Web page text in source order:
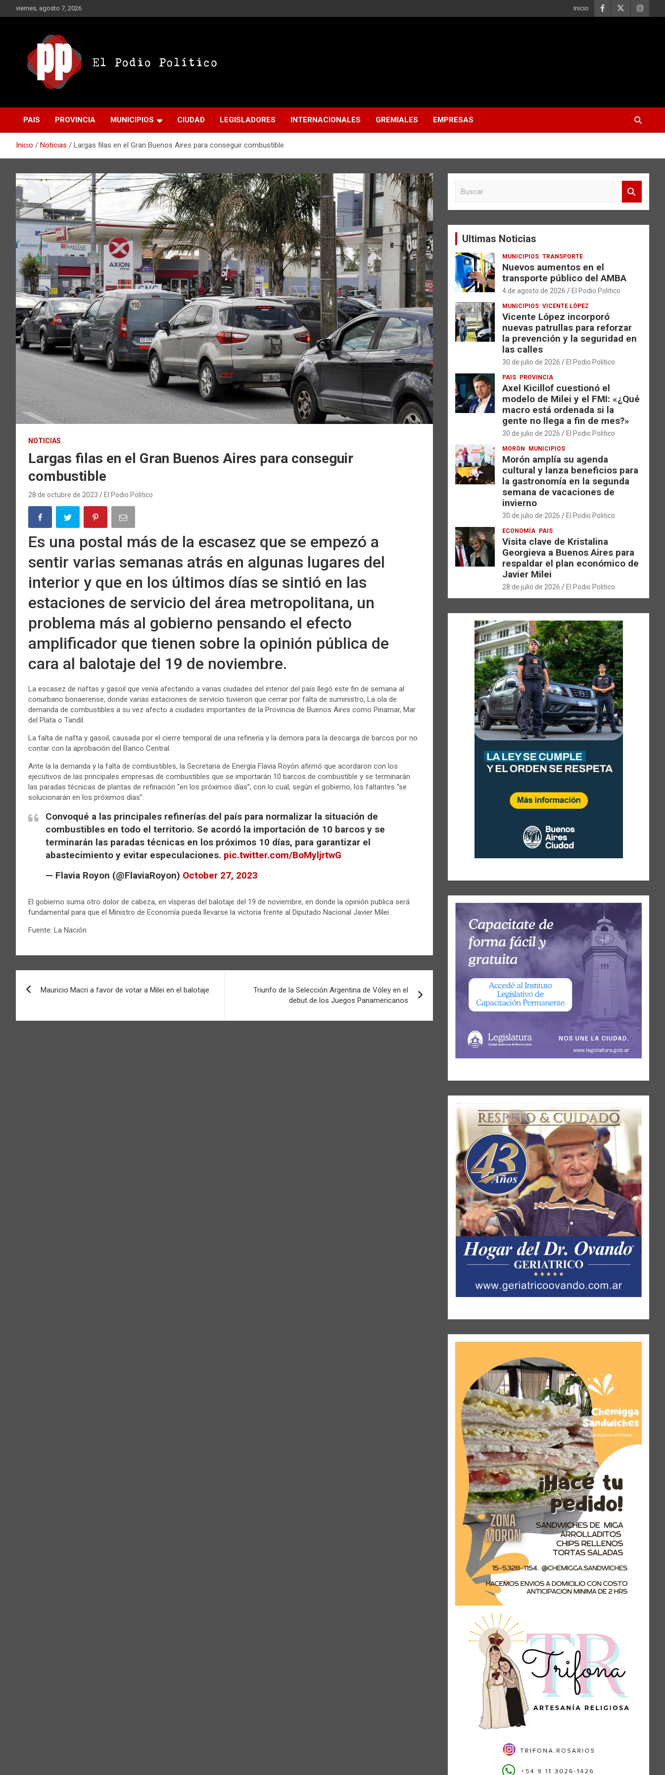
al
viernes, agosto 7, 2026 Inicio
El Podio Político – ©
Argentina
PAIS PROVINCIA MUNICIPIOS CIUDAD LEGISLADORES INTERNACIONALES GREMIALES EMPRESAS
Inicio Noticias Largas filas en el Gran Buenos Aires para conseguir combustible
NOTICIAS
Largas filas en el Gran Buenos Aires para conseguir
combustible
28 de octubre de 2023 El Podio Politico
Es una postal más de la escasez que se empezó a
sentir varias semanas atrás en algunas lugares del
interior y que en los últimos días se sintió en las
estaciones de servicio del área metropolitana, un
problema más al gobierno pensando el efecto
amplificador que tienen sobre la opinión pública de
cara al balotaje del 19 de noviembre.
La escasez de naftas y gasoil que venía afectando a varias ciudades del interior del país llegó este fin de semana al
conurbano bonaerense, donde varias estaciones de servicio tuvieron que cerrar por falta de suministro, La ola de
demanda de combustibles a su vez afecto a ciudades importantes de la Provincia de Buenos Aires como Pinamar, Mar
del Plata o Tandil.
La falta de nafta y gasoil, causada por el cierre temporal de una refinería y la demora para la descarga de barcos por no
contar con la aprobación del Banco Central.
Ante la la demanda y la falta de combustibles, la Secretaria de Energía Flavia Royón afirmó que acordaron con los
ejecutivos de las principales empresas de combustibles que se importarán 10 barcos de combustible y se terminarán
las paradas técnicas de plantas de refinación “en los próximos días”, con lo cual, según el gobierno, los faltantes “se
solucionarán en los próximos días”.
Convoqué a las principales refinerías del país para normalizar la situación de
combustibles en todo el territorio. Se acordó la importación de 10 barcos y se
terminarán las paradas técnicas en los próximos 10 días, para garantizar el
abastecimiento y evitar especulaciones. pic.twitter.com/BoMyljrtwG
— Flavia Royon (@FlaviaRoyon) October 27, 2023
El gobierno suma otro dolor de cabeza, en vísperas del balotaje del 19 de noviembre, en donde la opinión publica será
fundamental para que el Ministro de Economía pueda llevarse la victoria frente al Diputado Nacional Javier Milei.
Fuente: La Nación
entradas
Mauricio Macri a favor de votar a Milei en el balotaje
Triunfo de la Selección Argentina de Vóley en el
debut de los Juegos Panamericanos
a
Ultimas Noticias
MUNICIPIOS TRANSPORTE
Nuevos aumentos en el
transporte público del AMBA
4 de agosto de 2026 El Podio Politico
MUNICIPIOS VICENTE LÓPEZ
Vicente López incorporó
nuevas patrullas para reforzar
la prevención y la seguridad en
las calles
30 de julio de 2026 El Podio Politico
PAIS PROVINCIA
Axel Kicillof cuestionó el
modelo de Milei y el FMI: «¿Qué
macro está ordenada si la
gente no llega a fin de mes?»
30 de julio de 2026 El Podio Politico
MORÓN MUNICIPIOS
Morón amplía su agenda
cultural y lanza beneficios para
la gastronomía en la segunda
semana de vacaciones de
invierno
30 de julio de 2026 El Podio Politico
ECONOMÍA PAIS
Visita clave de Kristalina
Georgieva a Buenos Aires para
respaldar el plan económico de
Javier Milei
28 de julio de 2026 El Podio Politico